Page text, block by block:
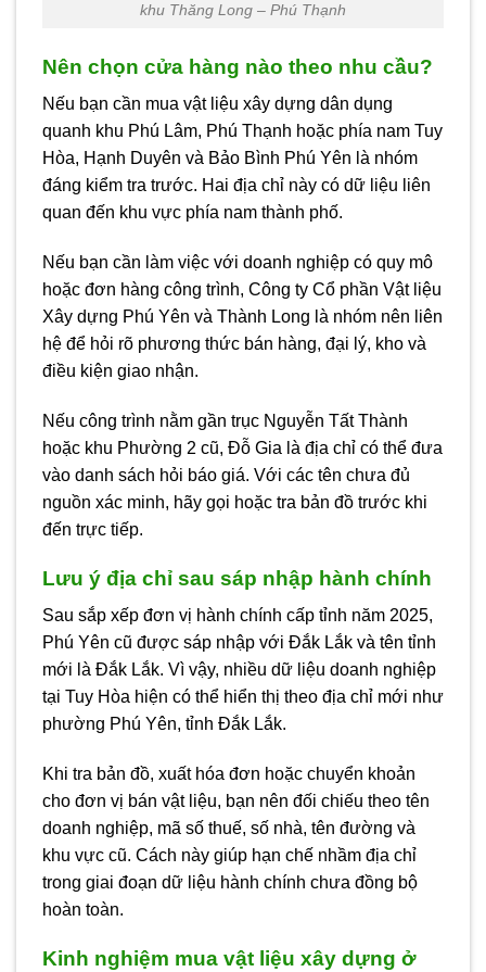
khu Thăng Long – Phú Thạnh
Nên chọn cửa hàng nào theo nhu cầu?
Nếu bạn cần mua vật liệu xây dựng dân dụng
quanh khu Phú Lâm, Phú Thạnh hoặc phía nam Tuy
Hòa, Hạnh Duyên và Bảo Bình Phú Yên là nhóm
đáng kiểm tra trước. Hai địa chỉ này có dữ liệu liên
quan đến khu vực phía nam thành phố.
Nếu bạn cần làm việc với doanh nghiệp có quy mô
hoặc đơn hàng công trình, Công ty Cổ phần Vật liệu
Xây dựng Phú Yên và Thành Long là nhóm nên liên
hệ để hỏi rõ phương thức bán hàng, đại lý, kho và
điều kiện giao nhận.
Nếu công trình nằm gần trục Nguyễn Tất Thành
hoặc khu Phường 2 cũ, Đỗ Gia là địa chỉ có thể đưa
vào danh sách hỏi báo giá. Với các tên chưa đủ
nguồn xác minh, hãy gọi hoặc tra bản đồ trước khi
đến trực tiếp.
Lưu ý địa chỉ sau sáp nhập hành chính
Sau sắp xếp đơn vị hành chính cấp tỉnh năm 2025,
Phú Yên cũ được sáp nhập với Đắk Lắk và tên tỉnh
mới là Đắk Lắk. Vì vậy, nhiều dữ liệu doanh nghiệp
tại Tuy Hòa hiện có thể hiển thị theo địa chỉ mới như
phường Phú Yên, tỉnh Đắk Lắk.
Khi tra bản đồ, xuất hóa đơn hoặc chuyển khoản
cho đơn vị bán vật liệu, bạn nên đối chiếu theo tên
doanh nghiệp, mã số thuế, số nhà, tên đường và
khu vực cũ. Cách này giúp hạn chế nhầm địa chỉ
trong giai đoạn dữ liệu hành chính chưa đồng bộ
hoàn toàn.
Kinh nghiệm mua vật liệu xây dựng ở